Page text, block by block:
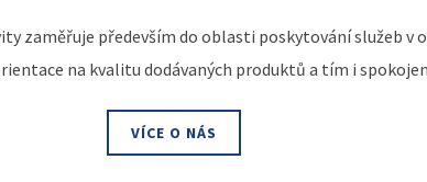
zaměřuje především do oblasti poskytování služeb
na kvalitu dodávaných produktů a tím i
VÍCE O NÁS